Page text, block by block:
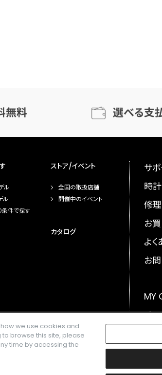
無料 選べる支
ル
ル
条件で探す
ストア/イベント
全国の取扱店舗
開催中のイベント
カタログ
サ
時
修理
お
よ
お
MY
メ
we use cookies and
to browse this site, please
time by accessing the